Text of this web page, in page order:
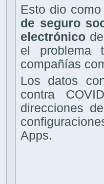
Esto dio
de seguro
electrónico
el problema
compañías
Los datos
contra
direcciones
Apps.